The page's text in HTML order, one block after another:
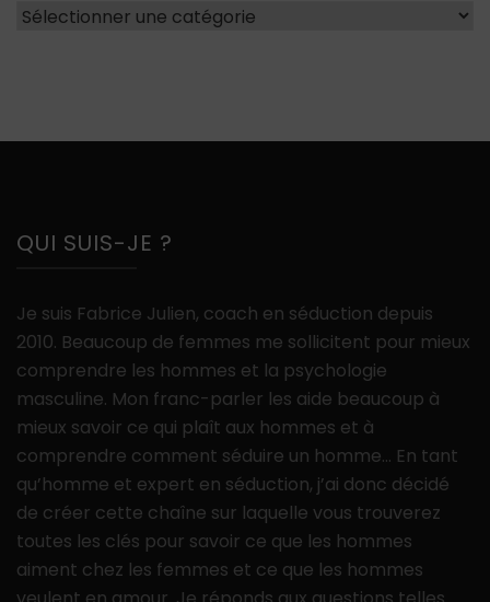
Catégories
QUI SUIS-JE ?
Je suis Fabrice Julien, coach en séduction depuis
2010. Beaucoup de femmes me sollicitent pour mieux
comprendre les hommes et la psychologie
masculine. Mon franc-parler les aide beaucoup à
mieux savoir ce qui plaît aux hommes et à
comprendre comment séduire un homme… En tant
qu’homme et expert en séduction, j’ai donc décidé
de créer cette chaîne sur laquelle vous trouverez
toutes les clés pour savoir ce que les hommes
aiment chez les femmes et ce que les hommes